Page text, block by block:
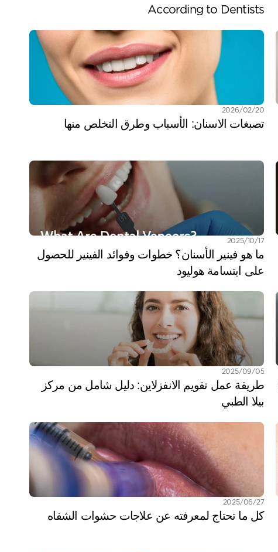
According to Dentists
20‏/02‏/2026
تصبغات الاسنان: الأسباب وطرق التخلص منها
17‏/10‏/2025
على ابتسامة هوليود
05‏/09‏/2025
بيلا الطبي
27‏/06‏/2025
كل ما تحتاج لمعرفته عن علاجات حشوات الشفاه